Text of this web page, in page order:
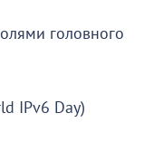
головного
IPv6 Day)